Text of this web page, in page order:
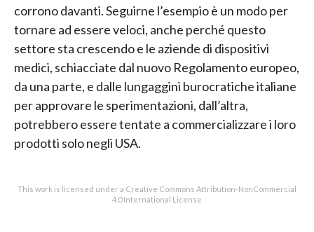
corrono davanti. Seguirne l’esempio è un modo per
tornare ad essere veloci, anche perché questo
settore sta crescendo e le aziende di dispositivi
medici, schiacciate dal nuovo Regolamento europeo,
da una parte, e dalle lungaggini burocratiche italiane
per approvare le sperimentazioni, dall’altra,
potrebbero essere tentate a commercializzare i loro
prodotti solo negli USA.
This work is licensed under a Creative Commons Attribution-NonCommercial
4.0 International License